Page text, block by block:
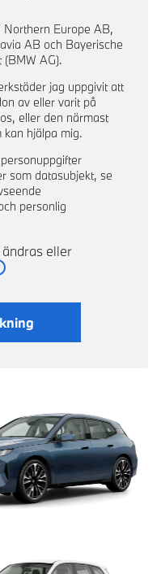
Europe AB,
AB och Bayerische
AG).
jag uppgivit att
av eller varit på
eller den närmast
hjälpa mig.
som datasubjekt, se
personlig
eller